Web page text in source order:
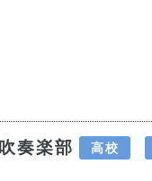
吹奏楽部 高校